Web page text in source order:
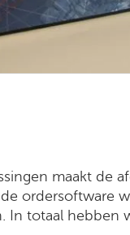
maakt de
ordersoftware
In totaal hebben